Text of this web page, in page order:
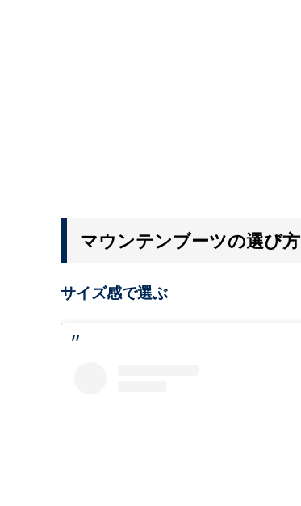
マウンテンブーツの選び方
サイズ感で選ぶ